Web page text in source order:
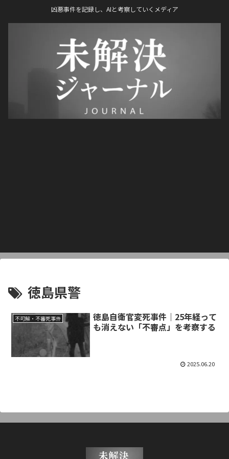
凶悪事件を記録し、AIと考察していくメディア
徳島県警
不可解・不審死事件
徳島自衛官変死事件｜25年経って
も消えない「不審点」を考察する
2025.06.20